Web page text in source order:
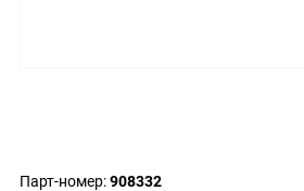
Парт-номер:908332